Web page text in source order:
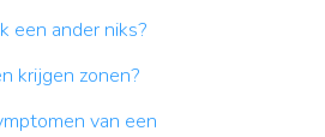
een ander niks?
krijgen zonen?
van een